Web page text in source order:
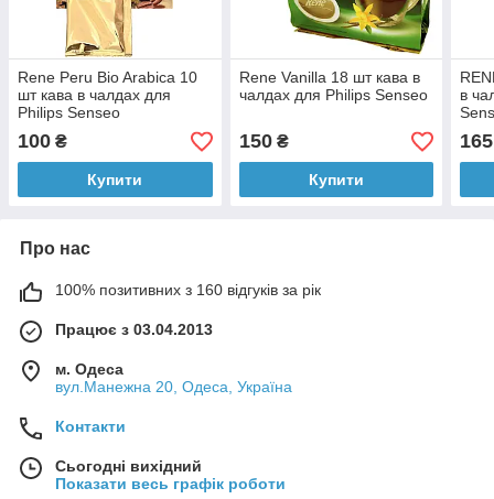
Rene Peru Bio Arabica 10
шт кава в чалдах для
Philips Senseo
100 ₴
Купити
Rene Vanilla 18 шт кава в
чалдах для Philips Senseo
150₴
Купити
в
165
Про нас
100% позитивних з 160 відгуків за рік
Працює з 03.04.2013
м. Одеса
вул.Манежна 20, Одеса, Україна
Контакти
Сьогодні вихідний
Показати весь графік роботи